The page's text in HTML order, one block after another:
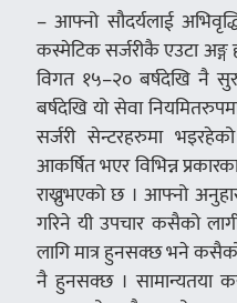
– आफ्नो सौदर्यलाई
कस्मेटिक सर्जरीकै एउटा
विगत १५–२० बर्षदेखि नै
बर्षदेखि यो सेवा
सर्जरी सेन्टरहरुमा
आकर्षित भएर विभिन्न
राख्नुभएको छ । आफ्नो
गरिने यी उपचार कसैको
लागि मात्र हुनसक्छ भने
नै हुनसक्छ । सामान्यतया